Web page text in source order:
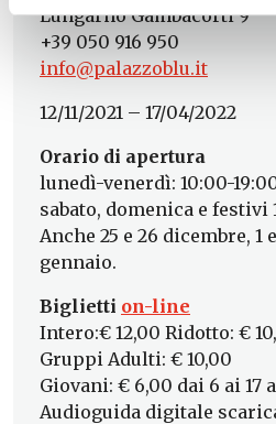
Lungarno Gambacorti 9
+39 050 916 950
info@palazzoblu.it
12/11/2021 – 17/04/2022
Orario di apertura
lunedì-venerdì: 10:00-
sabato, domenica e festivi
Anche 25 e 26 dicembre, 1
gennaio.
Biglietti on-line
Intero:€ 12,00 Ridotto: €
Gruppi Adulti: € 10,00
Giovani: € 6,00 dai 6 ai 17
Audioguida digitale